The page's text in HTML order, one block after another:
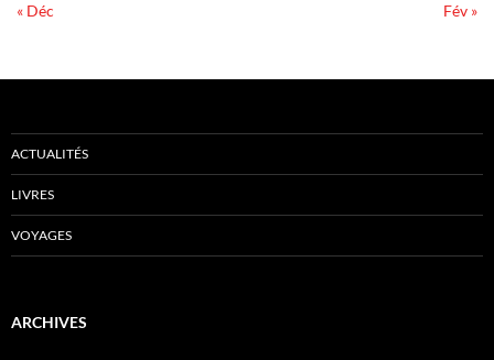
« Déc
Fév »
ACTUALITÉS
LIVRES
VOYAGES
ARCHIVES